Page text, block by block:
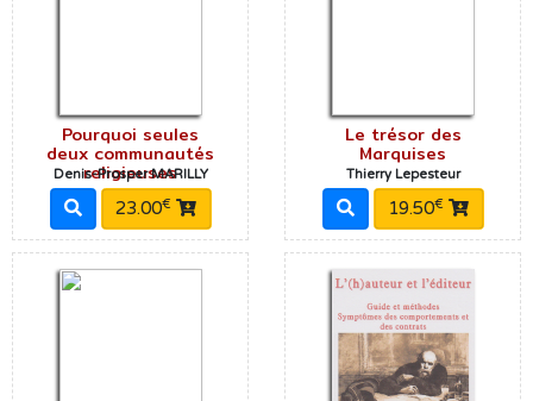
Pourquoi seules
deux communautés
religieuses
Denis-Prosper MARILLY
23.00€
Le trésor des
Marquises
Thierry Lepesteur
19.50€